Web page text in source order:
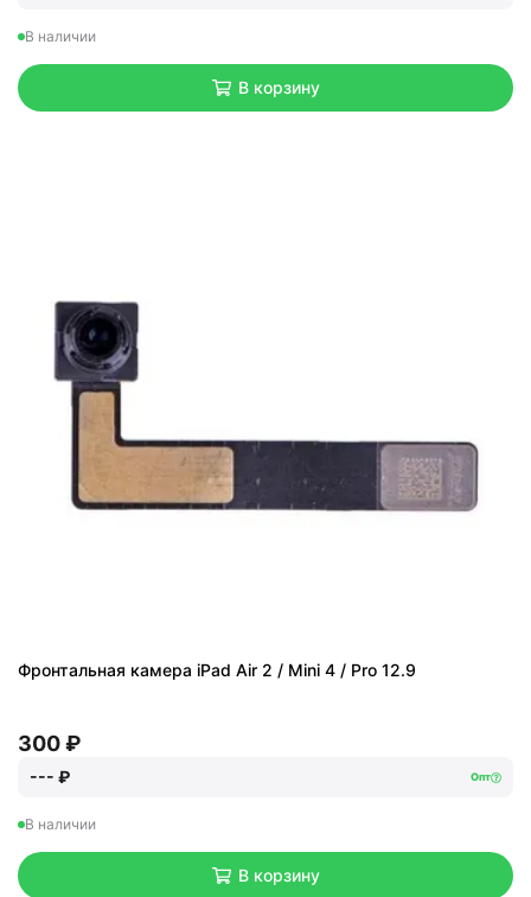
В наличии
В корзину
Фронтальная камера iPad Air 2 / Mini 4 / Pro 12.9
300 ₽
--- ₽ Опт
В наличии
В корзину